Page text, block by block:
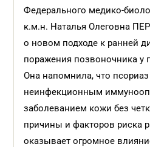
Федерального медико-
к.м.н. Наталья Олеговна
о новом подходе к ранней
поражения позвоночника у
Она напомнила, что
неинфекционным
заболеванием кожи без
причины и факторов риска
оказывает огромное